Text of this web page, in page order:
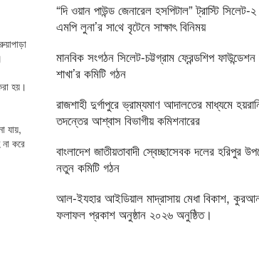
হয়।
যায়,
করে
“দি ওয়ান পাউন্ড জেনারেল হসপিটাল” ট্রাস্টি
এমপি লুনা’র সা‌থে বৃটেনে সাক্ষাৎ বিনিময়
মানবিক সংগঠন সিলেট-চট্টগ্রাম ফ্রেন্ডশিপ
শাখা’র কমিটি গঠন
রাজশাহী দুর্গাপুরে ভ্রাম্যমাণ আদালতের মাধ্যমে
তদন্তের আশ্বাস বিভাগীয় কমিশনারের
বাংলাদেশ জাতীয়তাবাদী স্বেচ্ছাসেবক দলের হরিপুর
নতুন কমিটি গঠন
আল-ইযহার আইডিয়াল মাদ্রাসায় মেধা বিকাশ,
ফলাফল প্রকাশ অনুষ্ঠান ২০২৬ অনুষ্ঠিত।